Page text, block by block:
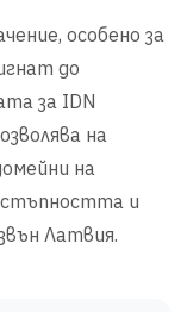
особено за
до
за IDN
на
на
и
Латвия.